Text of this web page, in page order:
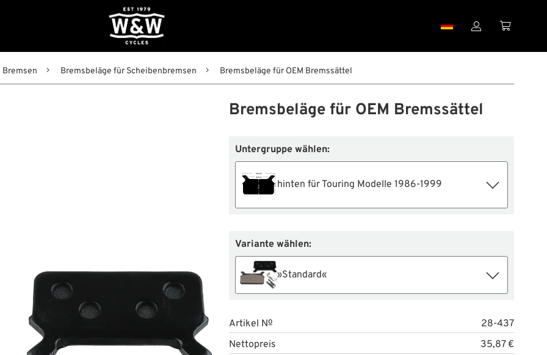
 
Bremsen Bremsbeläge für Scheibenbremsen Bremsbeläge für OEM Bremssättel
Bremsbeläge für OEM Bremssättel
Untergruppe wählen:
hinten für Touring Modelle 1986-1999
Variante wählen:
»Standard«
Artikel №
28-437
Nettopreis
35,87 €